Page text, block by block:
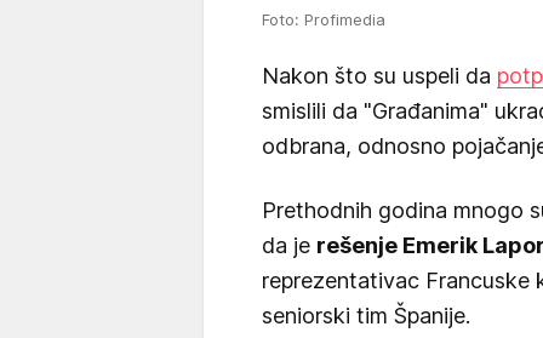
Foto: Profimedia
Nakon što su uspeli da
smislili da "Građanima"
odbrana, odnosno
Prethodnih godina mnogo
da je rešenje Emerik
reprezentativac Francuske
seniorski tim Španije.